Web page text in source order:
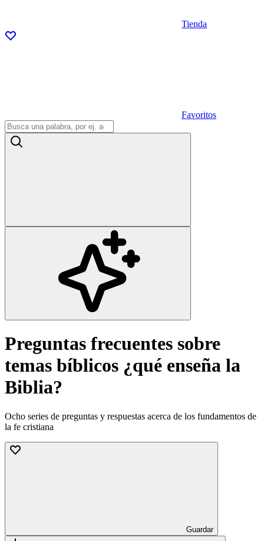
Tienda
Favoritos
Preguntas frecuentes sobre
temas bíblicos ¿qué enseña la
Biblia?
Ocho series de preguntas y respuestas acerca de los fundamentos de
la fe cristiana
Guardar